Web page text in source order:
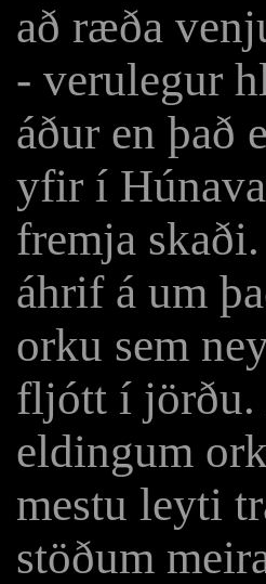
að ræða
- verulegur
áður en það
yfir í
fremja
áhrif á um
orku sem
fljótt í jörðu.
eldingum
mestu leyti
stöðum